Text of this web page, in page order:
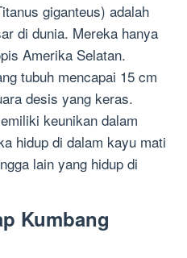
giganteus) adalah
di dunia. Mereka hanya
Amerika Selatan.
tubuh mencapai 15 cm
desis yang keras.
keunikan dalam
hidup di dalam kayu mati
lain yang hidup di
Kumbang